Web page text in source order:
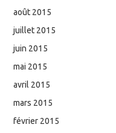
août 2015
juillet 2015
juin 2015
mai 2015
avril 2015
mars 2015
février 2015